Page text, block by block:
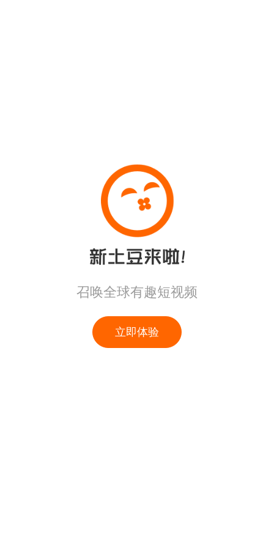
召唤全球有趣短视频
立即体验